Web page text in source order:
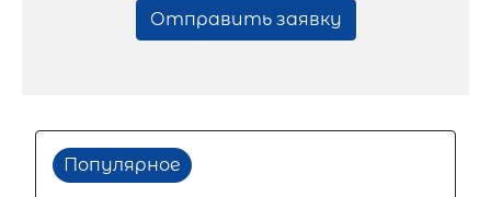
Отправить заявку
Популярное